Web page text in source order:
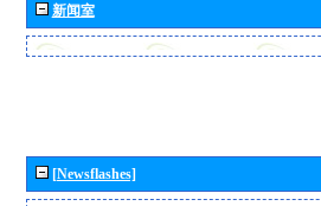
新闻室
[Newsflashes]